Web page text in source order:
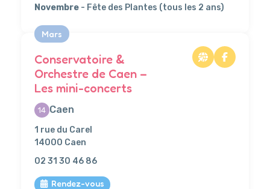
Novembre - Fête des Plantes (tous les 2 ans)
Mars
Conservatoire &
Orchestre de Caen –
Les mini-concerts
14 Caen
1 rue du Carel
14000 Caen
02 31 30 46 86
Rendez-vous